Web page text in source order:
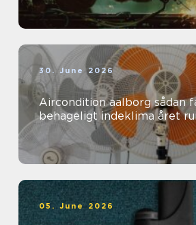
30. June 2026
Aircondition aalborg sådan får du et
behageligt indeklima året
05. June 2026